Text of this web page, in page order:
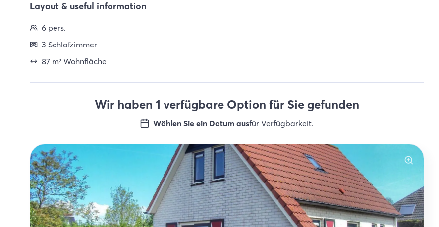
Layout & useful information
6 pers.
3 Schlafzimmer
87 m² Wohnfläche
Wir haben 1 verfügbare Option für Sie gefunden
Wählen Sie ein Datum ausfür Verfügbarkeit.